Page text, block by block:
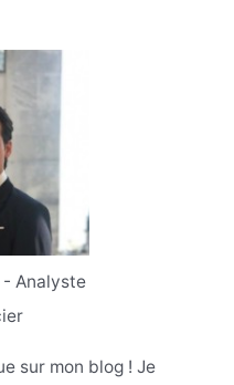
- Analyste
sur mon blog ! Je